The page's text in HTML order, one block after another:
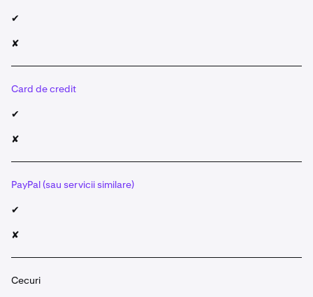
✔
✘
Card de credit
✔
✘
PayPal (sau servicii similare)
✔
✘
Cecuri